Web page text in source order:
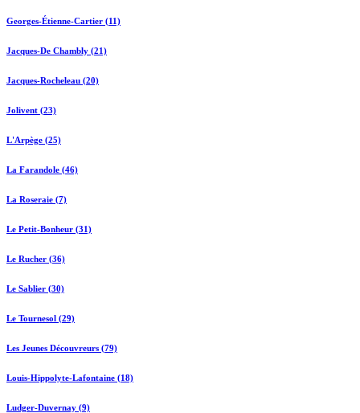
Georges-Étienne-Cartier (11)
Jacques-De Chambly (21)
Jacques-Rocheleau (20)
Jolivent (23)
L'Arpège (25)
La Farandole (46)
La Roseraie (7)
Le Petit-Bonheur (31)
Le Rucher (36)
Le Sablier (30)
Le Tournesol (29)
Les Jeunes Découvreurs (79)
Louis-Hippolyte-Lafontaine (18)
Ludger-Duvernay (9)